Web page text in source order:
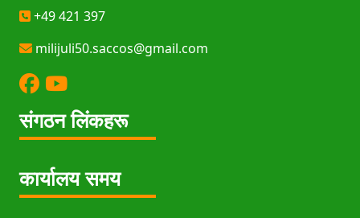
+49 421 397
milijuli50.saccos@gmail.com
संगठन लिंकहरू
कार्यालय समय